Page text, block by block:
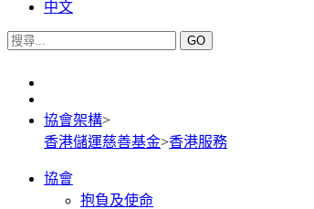
中文
GO
協會架構>
香港儲運慈善基金>香港服務
協會
抱負及使命